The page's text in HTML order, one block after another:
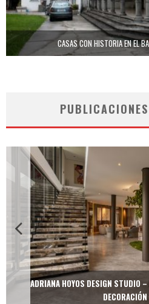
CASAS CON HISTORIA EN EL
MULTIOFICINAS / AMOBLARE /